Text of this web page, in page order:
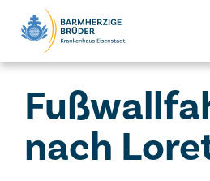
Seitenbereiche:
nach